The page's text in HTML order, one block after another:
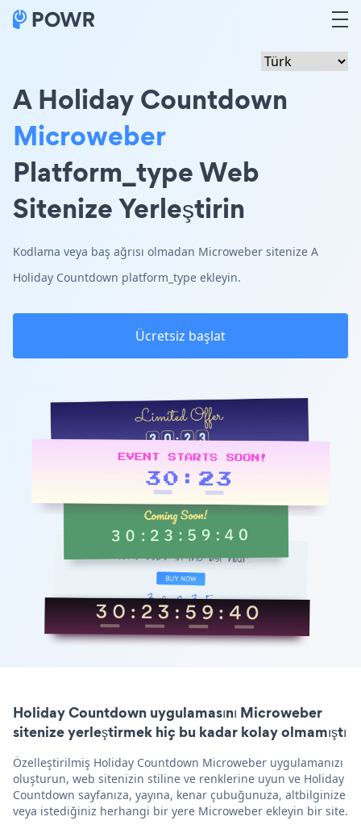
A Holiday Countdown
Microweber
Platform_type Web
Sitenize Yerleştirin
Kodlama veya baş ağrısı olmadan Microweber sitenize A
Holiday Countdown platform_type ekleyin.
Ücretsiz başlat
Holiday Countdown uygulamasını Microweber
sitenize yerleştirmek hiç bu kadar kolay olmamıştı
Özelleştirilmiş Holiday Countdown Microweber uygulamanızı
oluşturun, web sitenizin stiline ve renklerine uyun ve Holiday
Countdown sayfanıza, yayına, kenar çubuğunuza, altbilginize
veya istediğiniz herhangi bir yere Microweber ekleyin bir site.